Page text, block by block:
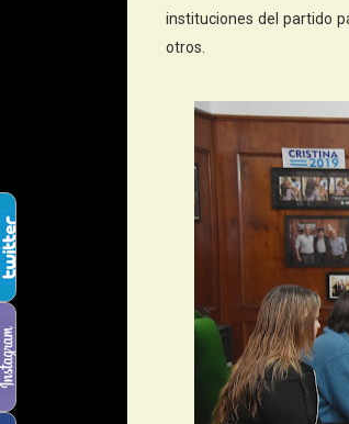
instituciones del partido
otros.